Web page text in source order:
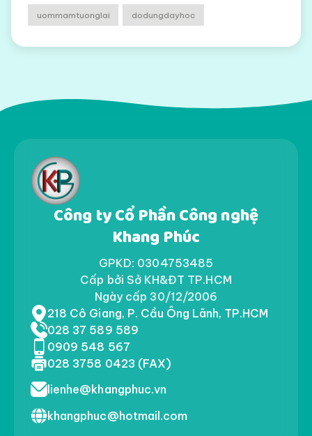
uommamtuonglai dodungdayhoc
Công ty Cổ Phần Công nghệ
Khang Phúc
GPKD: 0304753485
Cấp bởi Sở KH&ĐT TP.HCM
Ngày cấp 30/12/2006
218 Cô Giang, P. Cầu Ông Lãnh, TP.HCM
028 37 589 589
0909 548 567
028 3758 0423 (FAX)
lienhe@khangphuc.vn
khangphuc@hotmail.com